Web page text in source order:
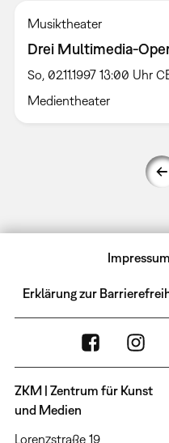
Musiktheater
Drei Multimedia-
So, 02.11.1997 13:00 Uhr
Medientheater
Impressum
Erklärung zur
ZKM | Zentrum für Kunst
und Medien
Lorenzstraße 19